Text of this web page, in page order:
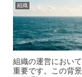
組織
組織の運営におい
重要です。この背